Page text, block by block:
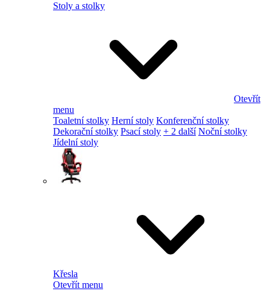
Stoly a stolky
Otevřít
menu
Toaletní stolky Herní stoly Konferenční stolky
Dekorační stolky Psací stoly + 2 další Noční stolky
Jídelní stoly
Křesla
Otevřít menu